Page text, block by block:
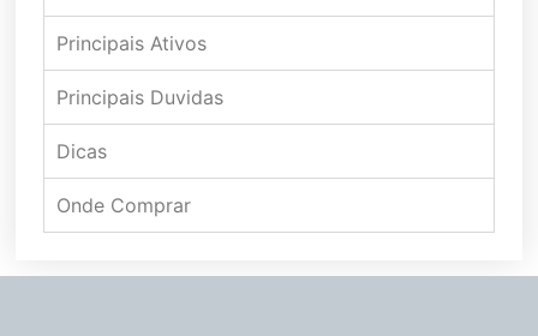
Principais Ativos
Principais Duvidas
Dicas
Onde Comprar